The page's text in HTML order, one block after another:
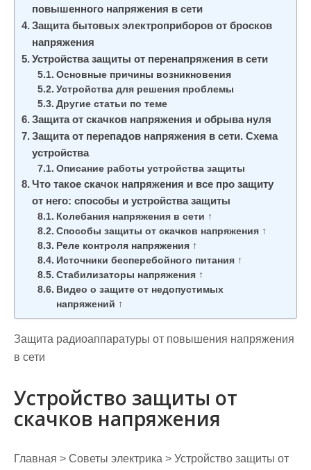
повышенного напряжения в сети
Защита бытовых электроприборов от бросков
напряжения
Устройства защиты от перенапряжения в сети
Основные причины возникновения
Устройства для решения проблемы
Другие статьи по теме
Защита от скачков напряжения и обрыва нуля
Защита от перепадов напряжения в сети. Схема
устройства
Описание работы устройства защиты
Что такое скачок напряжения и все про защиту
от него: способы и устройства защиты
Колебания напряжения в сети ↑
Способы защиты от скачков напряжения ↑
Реле контроля напряжения ↑
Источники бесперебойного питания ↑
Стабилизаторы напряжения ↑
Видео о защите от недопустимых
напряжений ↑
Защита радиоаппаратуры от повышения напряжения
в сети
Устройство защиты от
скачков напряжения
Главная > Советы электрика > Устройство защиты от